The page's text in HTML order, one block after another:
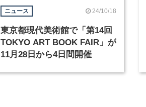
ニュース 24/10/18
東京都現代美術館で「第14回
TOKYO ART BOOK FAIR」が
11月28日から4日間開催